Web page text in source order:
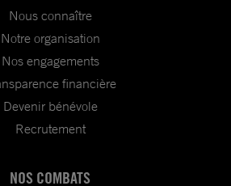
Nous connaître
Notre organisation
Nos engagements
financière
Devenir bénévole
Recrutement
NOS COMBATS